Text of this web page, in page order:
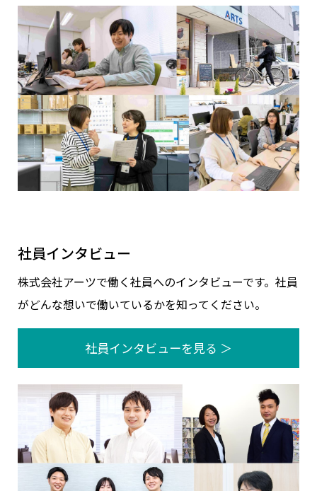
社員インタビュー
株式会社アーツで働く社員へのインタビューです。社員
がどんな想いで働いているかを知ってください。
社員インタビューを見る ＞